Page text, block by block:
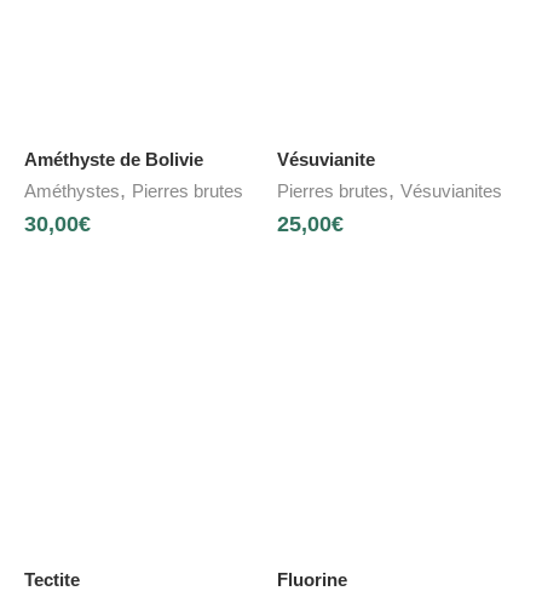
Améthyste de Bolivie
Améthystes, Pierres brutes
30,00€
Vésuvianite
Pierres brutes, Vésuvianites
25,00€
Tectite
Fluorine